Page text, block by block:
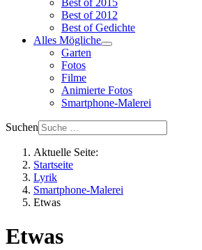
Best of 2015
Best of 2012
Best of Gedichte
Alles Mögliche
Garten
Fotos
Filme
Animierte Fotos
Smartphone-Malerei
Suchen
Aktuelle Seite:
Startseite
Lyrik
Smartphone-Malerei
Etwas
Etwas